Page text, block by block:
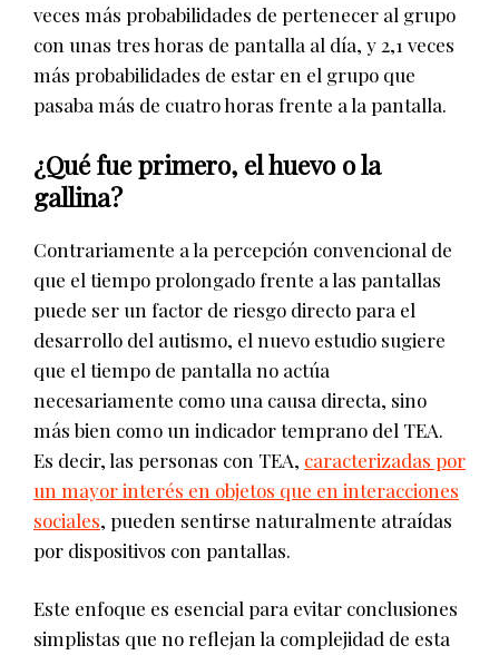
veces más probabilidades de pertenecer al grupo
con unas tres horas de pantalla al día, y 2,1 veces
más probabilidades de estar en el grupo que
pasaba más de cuatro horas frente a la pantalla.
¿Qué fue primero, el huevo o la
gallina?
Contrariamente a la percepción convencional de
que el tiempo prolongado frente a las pantallas
puede ser un factor de riesgo directo para el
desarrollo del autismo, el nuevo estudio sugiere
que el tiempo de pantalla no actúa
necesariamente como una causa directa, sino
más bien como un indicador temprano del TEA.
Es decir, las personas con TEA, caracterizadas por
un mayor interés en objetos que en interacciones
sociales, pueden sentirse naturalmente atraídas
por dispositivos con pantallas.
Este enfoque es esencial para evitar conclusiones
simplistas que no reflejan la complejidad de esta